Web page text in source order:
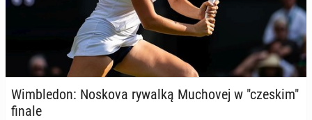
Wim­ble­don: Noskova rywalką Mu­cho­vej w "czeskim"
finale